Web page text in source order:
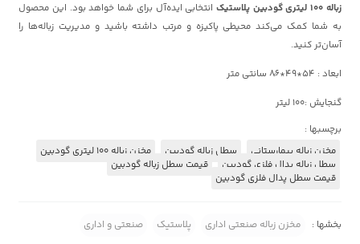
زباله 100 لیتری گودبین پلاستیک
انتخابی ایده‌آل برای شما خواهد بود. این محصول
به شما کمک می‌کند محیطی پاکیزه و مرتب داشته باشید و مدیریت زباله‌ها را
آسان‌تر کنید.
ابعاد : 54*49*86ََ سانتی متر
گنجایش :100 لیتر
برچسبها :
مخزن زباله بیمارستانی
سطل زباله گودبین
مخزن زباله 100 لیتری گودبین
سطل زباله پدال فلزی گودبین
قیمت سطل زباله گودبین
قیمت سطل پدال فلزی گودبین
بخشها : مخزن زباله صنعتی اداری پلاستیک صنعتی و اداری